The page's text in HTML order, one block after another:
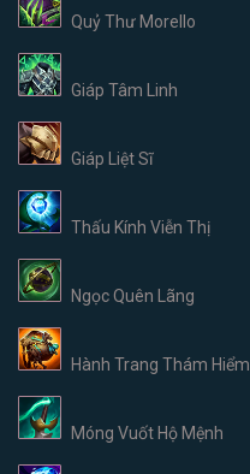
Quỷ Thư Morello
Giáp Tâm Linh
Giáp Liệt Sĩ
Thấu Kính Viễn Thị
Ngọc Quên Lãng
Hành Trang Thám Hiểm
Móng Vuốt Hộ Mệnh